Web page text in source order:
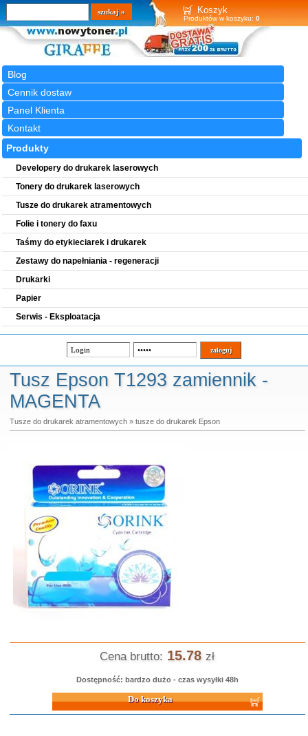
Koszyk
Produktów w koszyku: 0
Blog
Cennik dostaw
Panel Klienta
Kontakt
Wyszukiwarka
szukaj
Produkty
Developery do drukarek laserowych
Tonery do drukarek laserowych
Tusze do drukarek atramentowych
Folie i tonery do faxu
Taśmy do etykieciarek i drukarek
Zestawy do napełniania - regeneracji
Drukarki
Papier
Serwis - Eksploatacja
Tusz Epson T1293 zamiennik -
MAGENTA
Tusze do drukarek atramentowych» tusze do drukarek Epson
Cena brutto: 15.78 zł
Dostępność: bardzo dużo - czas wysyłki 48h
Do koszyka